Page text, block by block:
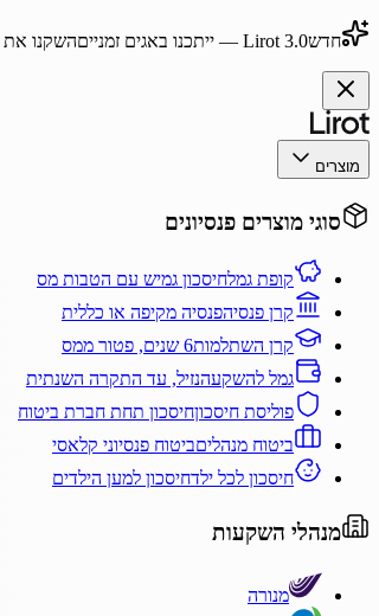
חדשLirot 3.0 — ייתכנו באגים זמנייםהשקנו את
מוצרים
סוגי מוצרים פנסיונים
קופת גמלחיסכון גמיש עם הטבות מס
קרן פנסיהפנסיה מקיפה או כללית
קרן השתלמות6 שנים, פטור ממס
גמל להשקעהנזיל, עד התקרה השנתית
פוליסת חיסכוןחיסכון תחת חברת ביטוח
ביטוח מנהליםביטוח פנסיוני קלאסי
חיסכון לכל ילדחיסכון למען הילדים
מנהלי השקעות
מנורה